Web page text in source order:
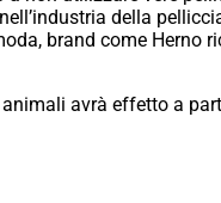
della
brand come Herno
animali avrà effetto a